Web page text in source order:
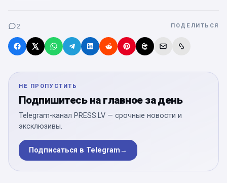
2 ПОДЕЛИТЬСЯ
НЕ ПРОПУСТИТЬ
Подпишитесь на главное за день
Telegram-канал PRESS.LV — срочные новости и
эксклюзивы.
Подписаться в Telegram→